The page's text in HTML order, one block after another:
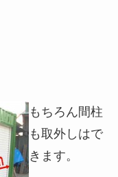
もちろん間柱
も取外しはで
きます。